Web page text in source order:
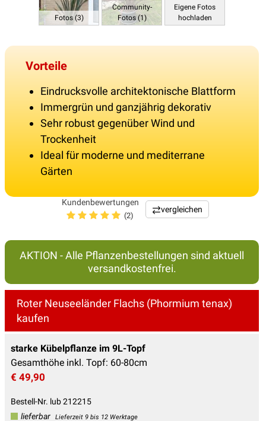
Fotos (3)
Community-
Fotos (1)
Eigene Fotos
hochladen
Vorteile
Eindrucksvolle architektonische Blattform
Immergrün und ganzjährig dekorativ
Sehr robust gegenüber Wind und
Trockenheit
Ideal für moderne und mediterrane
Gärten
Kundenbewertungen
(2)
vergleichen
AKTION - Alle Pflanzenbestellungen sind aktuell
versandkostenfrei.
Roter Neuseeländer Flachs (Phormium tenax)
kaufen
starke Kübelpflanze im 9L-Topf
Gesamthöhe inkl. Topf: 60-80cm
€ 49,90
Bestell-Nr. lub 212215
lieferbar
Lieferzeit 9 bis 12 Werktage